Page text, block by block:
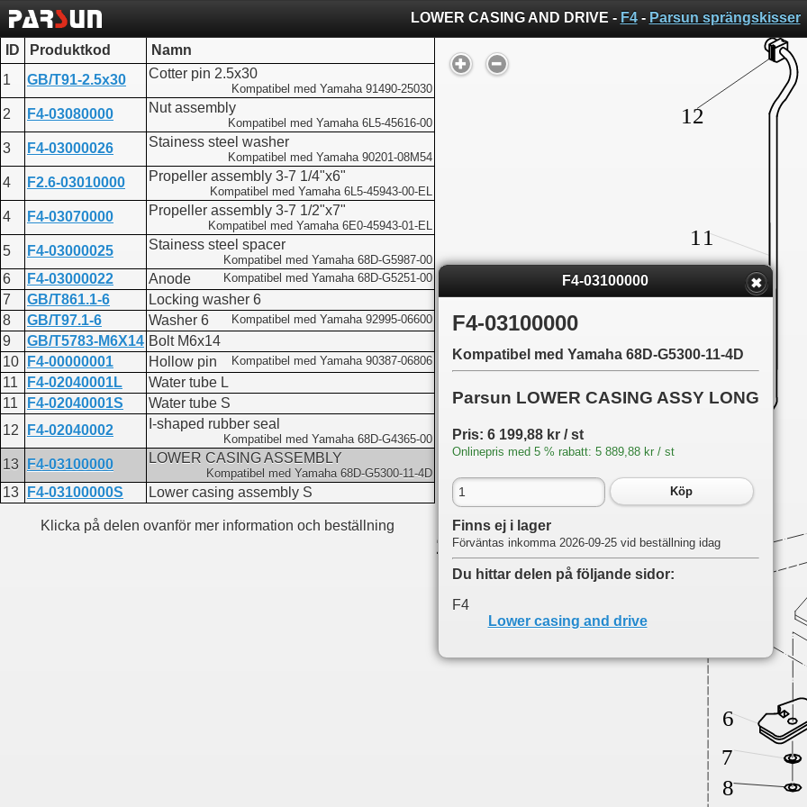
LOWER CASING AND DRIVE - F4- Parsun sprängskisser
ID Produktkod
Namn
1
GB/T91-2.5x30 Cotter pin 2.5x30
Kompatibel med Yamaha 91490-25030
2 F4-03080000 Nut assembly
Kompatibel med Yamaha 6L5-45616-00
3 F4-03000026 Stainess steel washer
Kompatibel med Yamaha 90201-08M54
4 F2.6-03010000 Propeller assembly 3-7 1/4"x6"
Kompatibel med Yamaha 6L5-45943-00-EL
4 F4-03070000 Propeller assembly 3-7 1/2"x7"
Kompatibel med Yamaha 6E0-45943-01-EL
5 F4-03000025 Stainess steel spacer
Kompatibel med Yamaha 68D-G5987-00
6 F4-03000022 Anode Kompatibel med Yamaha 68D-G5251-00
7 GB/T861.1-6
Locking washer 6
8
GB/T97.1-6 Washer 6 Kompatibel med Yamaha 92995-06600
9 GB/T5783-M6X14 Bolt M6x14
10
F4-00000001 Hollow pin Kompatibel med Yamaha 90387-06806
11 F4-02040001L
Water tube L
11
F4-02040001S
Water tube S
12
F4-02040002 I-shaped rubber seal
Kompatibel med Yamaha 68D-G4365-00
13 F4-03100000 LOWER CASING ASSEMBLY
Kompatibel med Yamaha 68D-G5300-11-4D
13 F4-03100000S Lower casing assembly S
Klicka på delen ovanför mer information och beställning
F4-03100000
F4-03100000
Kompatibel med Yamaha 68D-G5300-11-4D
Parsun LOWER CASING ASSY LONG
Pris: 6 199,88 kr / st
Onlinepris med 5 % rabatt: 5 889,88 kr / st
Köp
Finns ej i lager
Förväntas inkomma 2026-09-25 vid beställning idag
Du hittar delen på följande sidor:
F4
Lower casing and drive